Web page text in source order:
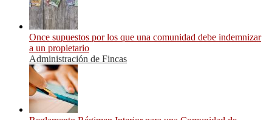
Once supuestos por los que una comunidad debe indemnizar
a un propietario
Administración de Fincas